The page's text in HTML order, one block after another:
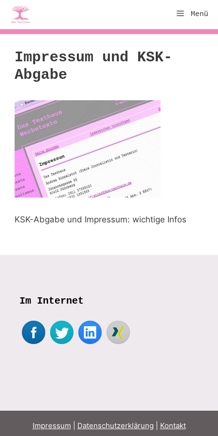
Zum
Inhalt
springen
Menü
Impressum und KSK-
Abgabe
KSK-Abgabe und Impressum: wichtige Infos
Im Internet
Impressum Datenschutzerklärung Kontakt